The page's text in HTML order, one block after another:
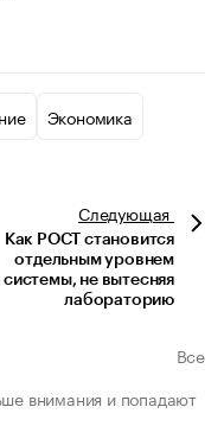
Экономика
Следующая
Как POCT становится
отдельным уровнем
системы, не вытесняя
лабораторию
Все
внимания и попадают